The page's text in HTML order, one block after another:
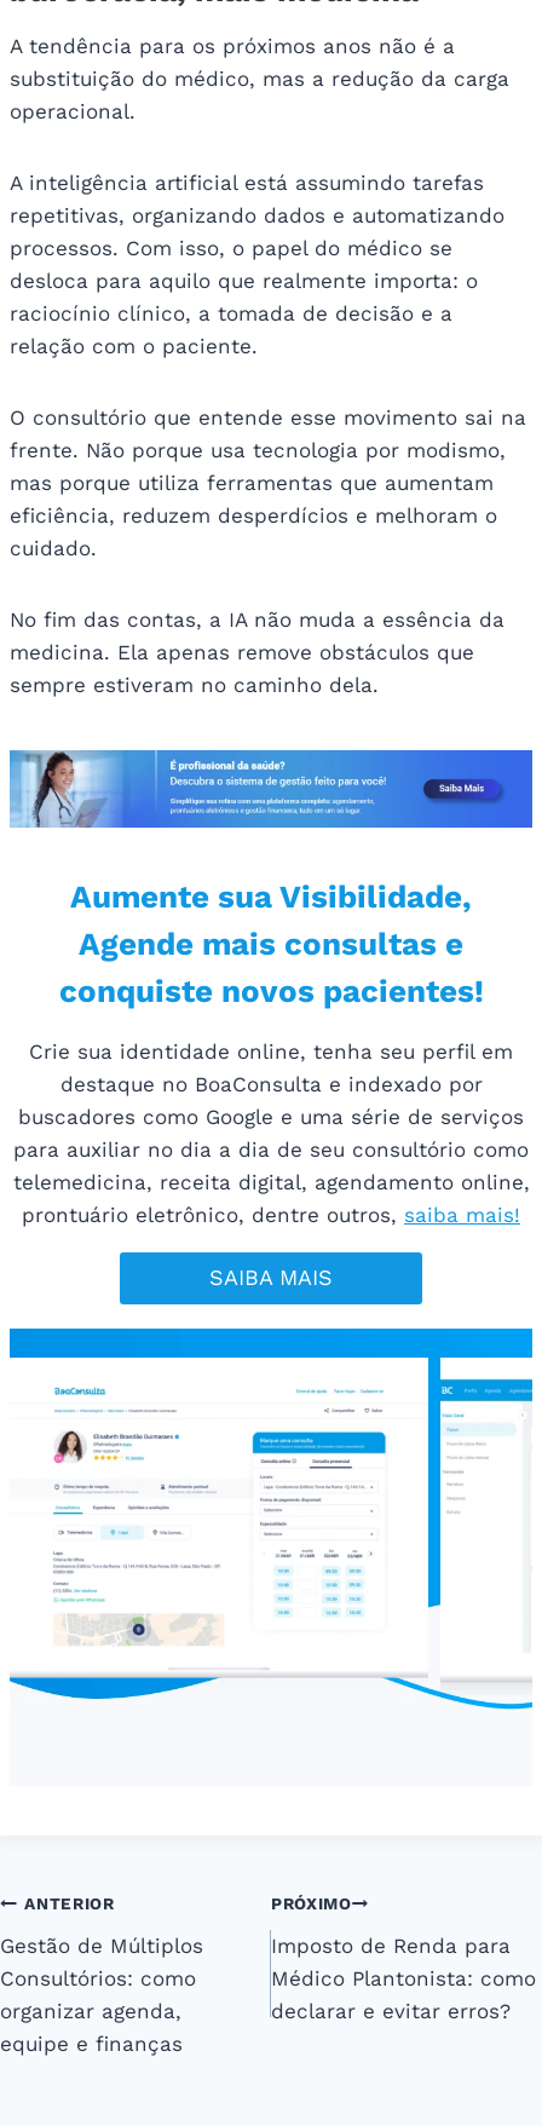
A tendência para os próximos anos não é a
substituição do médico, mas a redução da carga
operacional.
A inteligência artificial está assumindo tarefas
repetitivas, organizando dados e automatizando
processos. Com isso, o papel do médico se
desloca para aquilo que realmente importa: o
raciocínio clínico, a tomada de decisão e a
relação com o paciente.
O consultório que entende esse movimento sai na
frente. Não porque usa tecnologia por modismo,
mas porque utiliza ferramentas que aumentam
eficiência, reduzem desperdícios e melhoram o
cuidado.
No fim das contas, a IA não muda a essência da
medicina. Ela apenas remove obstáculos que
sempre estiveram no caminho dela.
Aumente sua Visibilidade,
Agende mais consultas e
conquiste novos pacientes!
Crie sua identidade online, tenha seu perfil em
destaque no BoaConsulta e indexado por
buscadores como Google e uma série de serviços
para auxiliar no dia a dia de seu consultório como
telemedicina, receita digital, agendamento online,
prontuário eletrônico, dentre outros, saiba mais!
SAIBA MAIS
Navegação
de
Post
ANTERIOR
Gestão de Múltiplos
Consultórios: como
organizar agenda,
equipe e finanças
PRÓXIMO
Imposto de Renda para
Médico Plantonista: como
declarar e evitar erros?